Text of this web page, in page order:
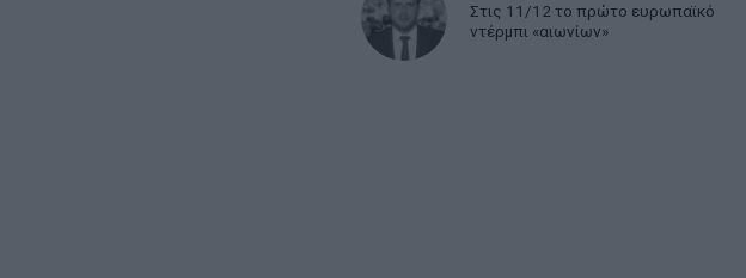
Στις 11/12 το πρώτο ευρωπαϊκό
ντέρμπι «αιωνίων»